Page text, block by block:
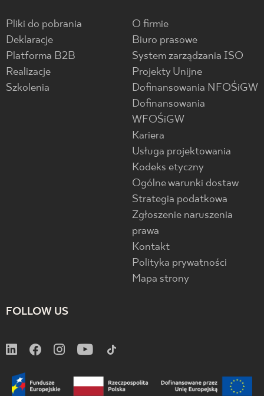
Pliki do pobrania
Deklaracje
Platforma B2B
Realizacje
Szkolenia
O firmie
Biuro prasowe
System zarządzania ISO
Projekty Unijne
Dofinansowania NFOŚiGW
Dofinansowania
WFOŚiGW
Kariera
Usługa projektowania
Kodeks etyczny
Ogólne warunki dostaw
Strategia podatkowa
Zgłoszenie naruszenia
prawa
Kontakt
Polityka prywatności
Mapa strony
FOLLOW US